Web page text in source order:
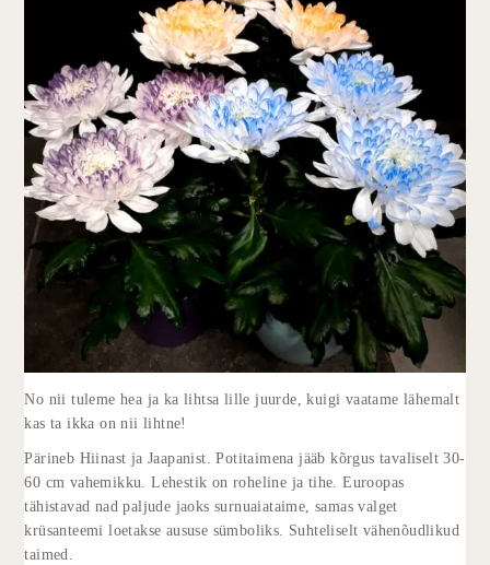
No nii tuleme hea ja ka lihtsa lille juurde, kuigi vaatame lähemalt
kas ta ikka on nii lihtne!
Pärineb Hiinast ja Jaapanist. Potitaimena jääb kõrgus tavaliselt 30-
60 cm vahemikku. Lehestik on roheline ja tihe. Euroopas
tähistavad nad paljude jaoks surnuaiataime, samas valget
krüsanteemi loetakse aususe sümboliks. Suhteliselt vähenõudlikud
taimed.